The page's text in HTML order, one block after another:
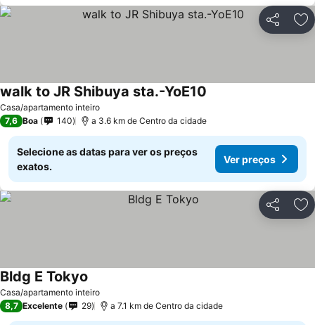
Partilhar
Casa/apartamento inteiro
walk to JR Shibuya sta.-YoE10
7,6 Boa 140 a 3.6 km de Centro da cidade
Selecione as datas para ver os preços
exatos.
Ver preços
Partilhar
Casa/apartamento inteiro
Bldg E Tokyo
8,7 Excelente 29 a 7.1 km de Centro da cidade